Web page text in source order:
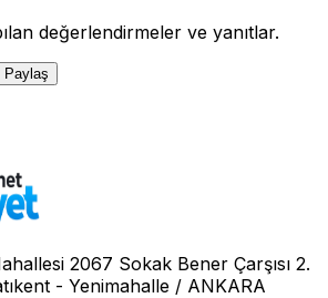
değerlendirmeler ve yanıtlar.
Paylaş
2067 Sokak Bener Çarşısı 2.
- Yenimahalle / ANKARA